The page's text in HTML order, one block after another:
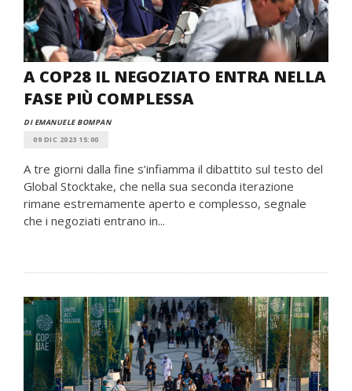
A COP28 IL NEGOZIATO ENTRA NELLA
FASE PIÙ COMPLESSA
DI EMANUELE BOMPAN
09 DIC 2023 15:00
A tre giorni dalla fine s’infiamma il dibattito sul testo del
Global Stocktake, che nella sua seconda iterazione
rimane estremamente aperto e complesso, segnale
che i negoziati entrano in...